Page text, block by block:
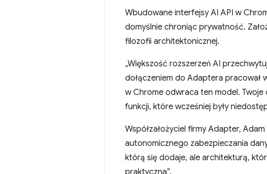
Wbudowane interfejsy AI API w
domyślnie chroniąc prywatność.
filozofii architektonicznej.
„Większość rozszerzeń AI
dołączeniem do Adaptera pracował
w Chrome odwraca ten model.
funkcji, które wcześniej były
Współzałożyciel firmy Adapter,
autonomicznego zabezpieczania
którą się dodaje, ale architekturą,
praktyczna”.